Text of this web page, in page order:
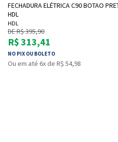
FECHADURA ELÉTRICA C90 BOTAO
HDL
HDL
DE R$ 395,90
R$ 313,41
NO PIX OU BOLETO
Ou em até 6x de R$ 54,98